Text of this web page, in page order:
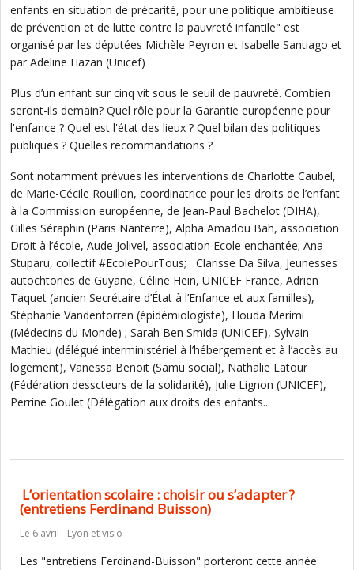
enfants en situation de précarité, pour une politique ambitieuse
de prévention et de lutte contre la pauvreté infantile" est
organisé par les députées Michèle Peyron et Isabelle Santiago et
par Adeline Hazan (Unicef)
Plus d’un enfant sur cinq vit sous le seuil de pauvreté. Combien
seront-ils demain? Quel rôle pour la Garantie européenne pour
l'enfance ? Quel est l'état des lieux ? Quel bilan des politiques
publiques ? Quelles recommandations ?
Sont notamment prévues les interventions de Charlotte Caubel,
de Marie-Cécile Rouillon, coordinatrice pour les droits de l’enfant
à la Commission européenne, de Jean-Paul Bachelot (DIHA),
Gilles Séraphin (Paris Nanterre), Alpha Amadou Bah, association
Droit à l’école, Aude Jolivel, association Ecole enchantée; Ana
Stuparu, collectif #EcolePourTous; Clarisse Da Silva, Jeunesses
autochtones de Guyane, Céline Hein, UNICEF France, Adrien
Taquet (ancien Secrétaire d’État à l’Enfance et aux familles),
Stéphanie Vandentorren (épidémiologiste), Houda Merimi
(Médecins du Monde) ; Sarah Ben Smida (UNICEF), Sylvain
Mathieu (délégué interministériel à l’hébergement et à l’accès au
logement), Vanessa Benoit (Samu social), Nathalie Latour
(Fédération desscteurs de la solidarité), Julie Lignon (UNICEF),
Perrine Goulet (Délégation aux droits des enfants...
L’orientation scolaire : choisir ou s’adapter ?
(entretiens Ferdinand Buisson)
Le 6 avril - Lyon et visio
Les "entretiens Ferdinand-Buisson" porteront cette année